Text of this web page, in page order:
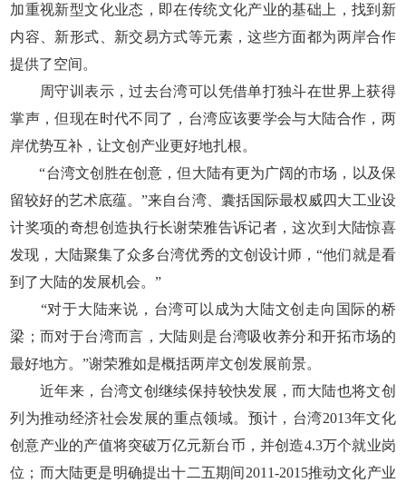
加重视新型文化业态，即在传统文化产业的基础上，找到新
内容、新形式、新交易方式等元素，这些方面都为两岸合作
提供了空间。
周守训表示，过去台湾可以凭借单打独斗在世界上获得
掌声，但现在时代不同了，台湾应该要学会与大陆合作，两
岸优势互补，让文创产业更好地扎根。
“台湾文创胜在创意，但大陆有更为广阔的市场，以及保
留较好的艺术底蕴。”来自台湾、囊括国际最权威四大工业设
计奖项的奇想创造执行长谢荣雅告诉记者，这次到大陆惊喜
发现，大陆聚集了众多台湾优秀的文创设计师，“他们就是看
到了大陆的发展机会。”
“对于大陆来说，台湾可以成为大陆文创走向国际的桥
梁；而对于台湾而言，大陆则是台湾吸收养分和开拓市场的
最好地方。”谢荣雅如是概括两岸文创发展前景。
近年来，台湾文创继续保持较快发展，而大陆也将文创
列为推动经济社会发展的重点领域。预计，台湾2013年文化
创意产业的产值将突破万亿元新台币，并创造4.3万个就业岗
位；而大陆更是明确提出十二五期间2011-2015推动文化产业